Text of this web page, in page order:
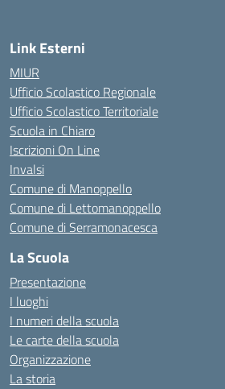
Link Esterni
MIUR
Ufficio Scolastico Regionale
Ufficio Scolastico Territoriale
Scuola in Chiaro
Iscrizioni On Line
Invalsi
Comune di Manoppello
Comune di Lettomanoppello
Comune di Serramonacesca
La Scuola
Presentazione
I luoghi
I numeri della scuola
Le carte della scuola
Organizzazione
La storia